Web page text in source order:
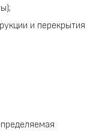
и перекрытия